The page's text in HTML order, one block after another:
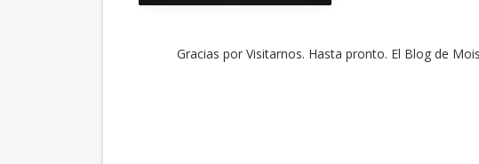
Gracias por Visitarnos. Hasta pronto. El Blog de